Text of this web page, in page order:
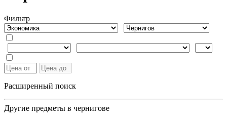
Фильтр
Расширенный поиск
Другие предметы в чернигове